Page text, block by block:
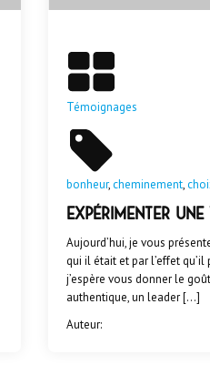
Témoignages
bonheur,cheminement,
Expérimenter
Aujourd’hui, je vous
qui il était et par l’effet
j’espère vous donner le
authentique, un leader […]
Auteur: